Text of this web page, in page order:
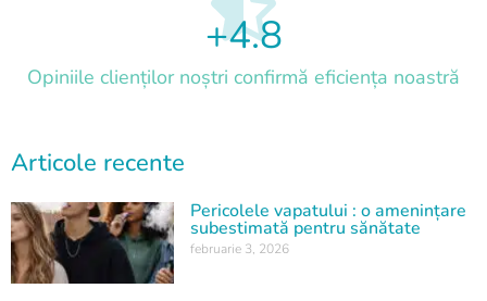
Opiniile clienților noștri confirmă eficiența noastră
+4.8
Articole recente
Pericolele vapatului : o amenințare
subestimată pentru sănătate
februarie 3, 2026